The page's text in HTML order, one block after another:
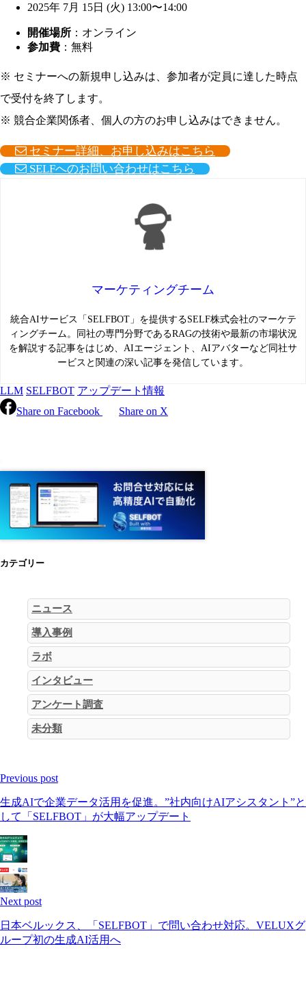
2025年 7月 15日 (火) 13:00〜14:00
開催場所 ：オンライン
参加費 ：無料
※ セミナーへの新規申し込みは、参加者が定員に達した時点
で受付を終了します。
※ 競合企業関係者、個人の方のお申し込みはできません。
セミナー詳細、お申し込みはこちら
SELFへのお問い合わせはこちら
マーケティングチーム
統合AIサービス「SELFBOT」を提供するSELF株式会社のマーケテ
ィングチーム。同社の専門分野であるRAGの技術や最新の市場状況
を解説する記事をはじめ、AIエージェント、AIアバターなど同社サ
ービスと関連の深い記事を発信しています。
LLM SELFBOT アップデート情報
Share on Facebook
Share on X
カテゴリー
ニュース
導入事例
ラボ
インタビュー
アンケート調査
未分類
Previous post
生成AIで企業データ活用を促進。”社内向けAIアシスタント”と
して「SELFBOT」が大幅アップデート
Next post
日本ベルックス、「SELFBOT」で問い合わせ対応。VELUXグ
ループ初の生成AI活用へ